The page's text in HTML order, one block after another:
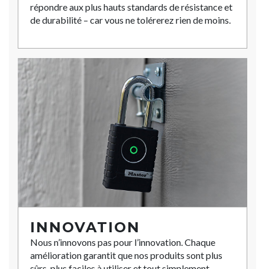
répondre aux plus hauts standards de résistance et
de durabilité – car vous ne tolérerez rien de moins.
INNOVATION
Nous n’innovons pas pour l’innovation. Chaque
amélioration garantit que nos produits sont plus